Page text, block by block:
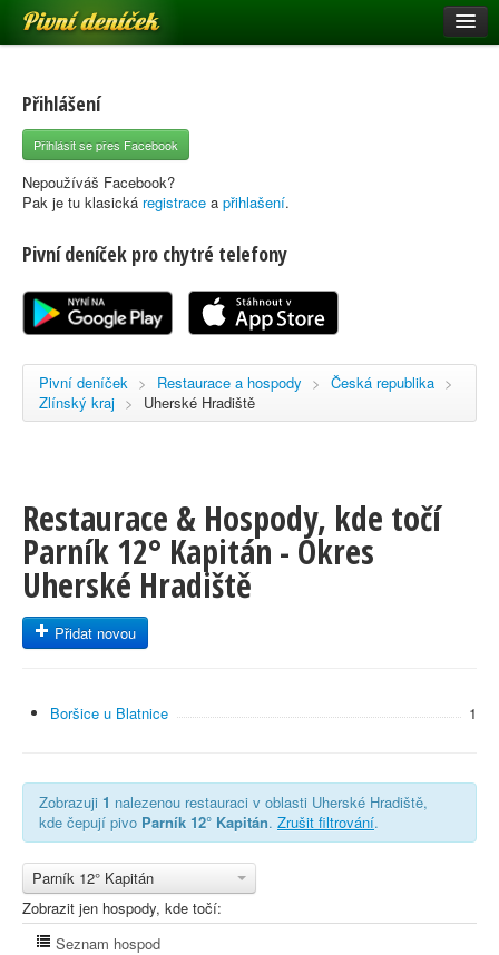
Pivní deníček
Pivní mapa
Pivní značky
Nápověda
Registrace
Přihlášení
Přihlásit se přes Facebook
Nepoužíváš Facebook?
Pak je tu klasická registrace a přihlašení.
Pivní deníček pro chytré telefony
Pivní deníček > Restaurace a hospody > Česká republika >
Zlínský kraj > Uherské Hradiště
Restaurace & Hospody, kde točí
Parník 12° Kapitán - Okres
Uherské Hradiště
Přidat novou
Boršice u Blatnice 1
Zobrazuji 1 nalezenou restauraci v oblasti Uherské Hradiště,
kde čepují pivo Parník 12° Kapitán. Zrušit filtrování.
Parník 12° Kapitán
Zobrazit jen hospody, kde točí:
Seznam hospod